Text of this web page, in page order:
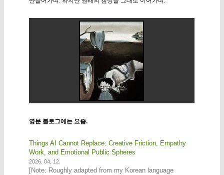
영문 블로그에는 요즘.
Things AI Cannot Replace: Creative Friction, Empathy
Work, and Emotional Public Spheres
2026. 04. 12.
[Note: Roughly adapted from my Korean language